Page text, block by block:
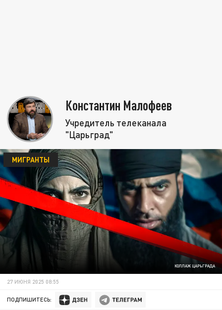
Константин Малофеев
Учредитель телеканала
"Царьград"
КОЛЛАЖ ЦАРЬГРАДА
МИГРАНТЫ
27 ИЮНЯ 2025 08:55
ПОДПИШИТЕСЬ: